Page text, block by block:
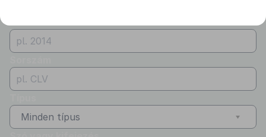
Minden típus